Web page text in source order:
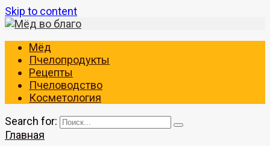
Skip to content
Мёд
Пчелопродукты
Рецепты
Пчеловодство
Косметология
Search for:
Главная